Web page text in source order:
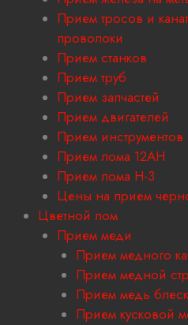
Прием тросов и
проволоки
Прием станков
Прием труб
Прием запчастей
Прием двигателей
Прием инструментов
Прием лома 12АН
Прием лома H-3
Цены на прием
Цветной лом
Прием меди
Прием медного
Прием медной
Прием медь блеск
Прием кусковой